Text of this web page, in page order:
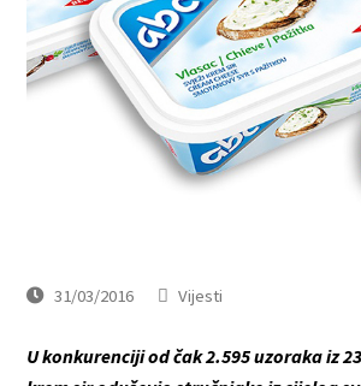
31/03/2016 Vijesti
U konkurenciji od čak 2.595 uzoraka iz